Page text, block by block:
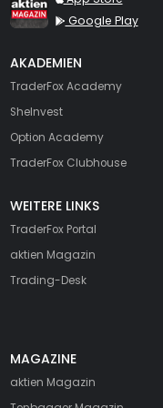
Google Play
AKADEMIEN
TraderFox Academy
SheInvest
Option Academy
TraderFox Clubhouse
WEITERE LINKS
TraderFox Portal
aktien Magazin
Trading-Desk
MAGAZINE
aktien Magazin